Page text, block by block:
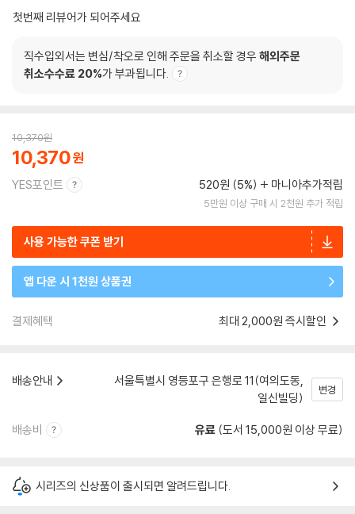
첫번째 리뷰어가 되어주세요
직수입외서는 변심/착오로 인해 주문을 취소할 경우 해외주문
취소수수료 20%가 부과됩니다.
10,370원
10,370
YES포인트 520원 (5%) 마니아추가적립
5만원 이상 구매 시 2천원 추가 적립
사용 가능한 쿠폰 받기
앱 다운 시 1천원 상품권
결제혜택 최대 2,000원 즉시할인
배송안내
서울특별시 영등포구 은행로 11(여의도동,
일신빌딩)
변경
배송비 유료 (도서 15,000원 이상 무료)
시리즈의 신상품이 출시되면 알려드립니다.